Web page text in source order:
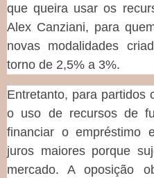
que queira usar os
Alex Canziani, para
novas modalidades
torno de 2,5% a 3%.
Entretanto, para partidos
o uso de recursos de
financiar o empréstimo
juros maiores porque
mercado. A oposição